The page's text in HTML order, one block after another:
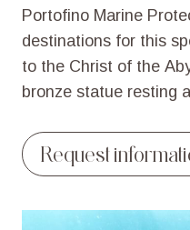
Portofino Marine
destinations for this
to the Christ of the
bronze statue resting
Request